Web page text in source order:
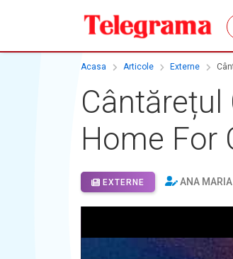
Acasa Articole Externe
Cântărețul
Home For
EXTERNE ANA